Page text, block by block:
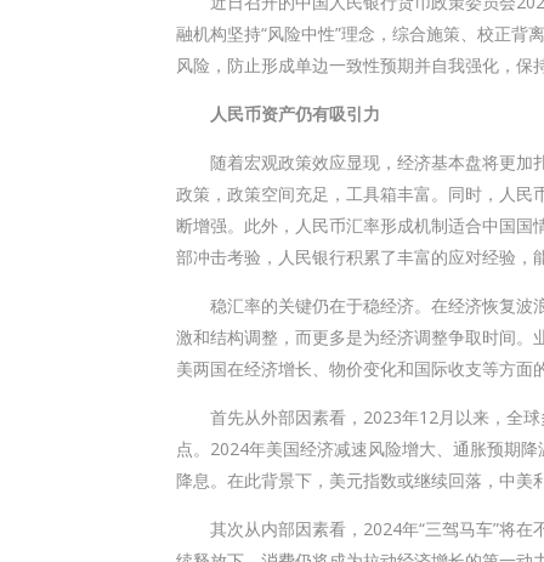
融机构坚持“风险中性”理念，综合施策、校正
风险，防止形成单边一致性预期并自我强化，
人民币资产仍有吸引力
随着宏观政策效应显现，经济基本盘将更加
政策，政策空间充足，工具箱丰富。同时，人
断增强。此外，人民币汇率形成机制适合中国国
部冲击考验，人民银行积累了丰富的应对经验
稳汇率的关键仍在于稳经济。在经济恢复波
激和结构调整，而更多是为经济调整争取时间
美两国在经济增长、物价变化和国际收支等方
首先从外部因素看，2023年12月以来，全球
点。2024年美国经济减速风险增大、通胀预期
降息。在此背景下，美元指数或继续回落，中
其次从内部因素看，2024年“三驾马车”将在